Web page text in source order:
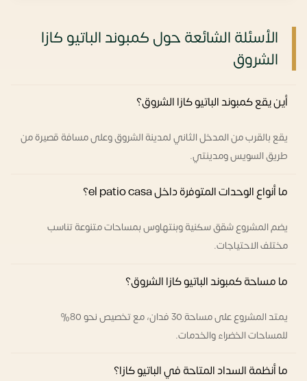
الأسئلة الشائعة حول كمبوند الباتيو كازا
الشروق
أين يقع كمبوند الباتيو كازا الشروق؟
يقع بالقرب من المدخل الثاني لمدينة الشروق وعلى مسافة قصيرة من
طريق السويس ومدينتي.
ما أنواع الوحدات المتوفرة داخل el patio casa؟
يضم المشروع شقق سكنية وبنتهاوس بمساحات متنوعة تناسب
مختلف الاحتياجات.
ما مساحة كمبوند الباتيو كازا الشروق؟
يمتد المشروع على مساحة 30 فدان، مع تخصيص نحو 80%
للمساحات الخضراء والخدمات.
ما أنظمة السداد المتاحة في الباتيو كازا؟